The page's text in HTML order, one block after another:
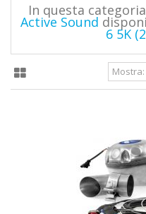
In questa
Active Sound
6 5K